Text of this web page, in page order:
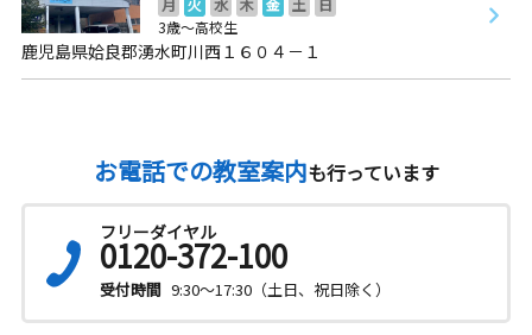
月 火 水 木 金 土
日
3歳～高校生
鹿児島県姶良郡湧水町川西１６０４－１
お電話での教室案内も行っています
フリーダイヤル
0120-372-100
受付時間 9:30～17:30（土日、祝日除く）